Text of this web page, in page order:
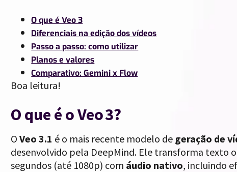
O que é Veo 3
Diferenciais na edição dos vídeos
Passo a passo: como utilizar
Planos e valores
Comparativo: Gemini x Flow
Boa leitura!
O que é o Veo 3?
OVeo 3.1 é o mais recente modelo de geração de
desenvolvido pela DeepMind. Ele transforma texto
segundos (até 1080p) com áudio nativo, incluindo